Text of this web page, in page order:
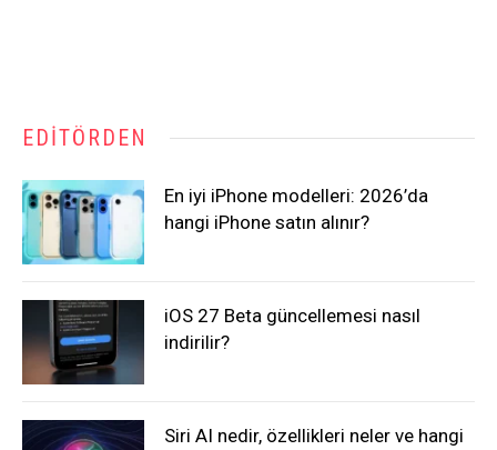
EDITÖRDEN
En iyi iPhone modelleri: 2026’da
hangi iPhone satın alınır?
iOS 27 Beta güncellemesi nasıl
indirilir?
Siri AI nedir, özellikleri neler ve hangi